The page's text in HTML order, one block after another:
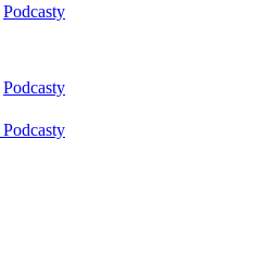
Podcasty
Podcasty
Podcasty